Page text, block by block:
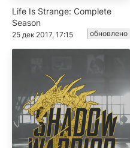
Life Is Strange: Complete
Season
25 дек 2017, 17:15 обновлено